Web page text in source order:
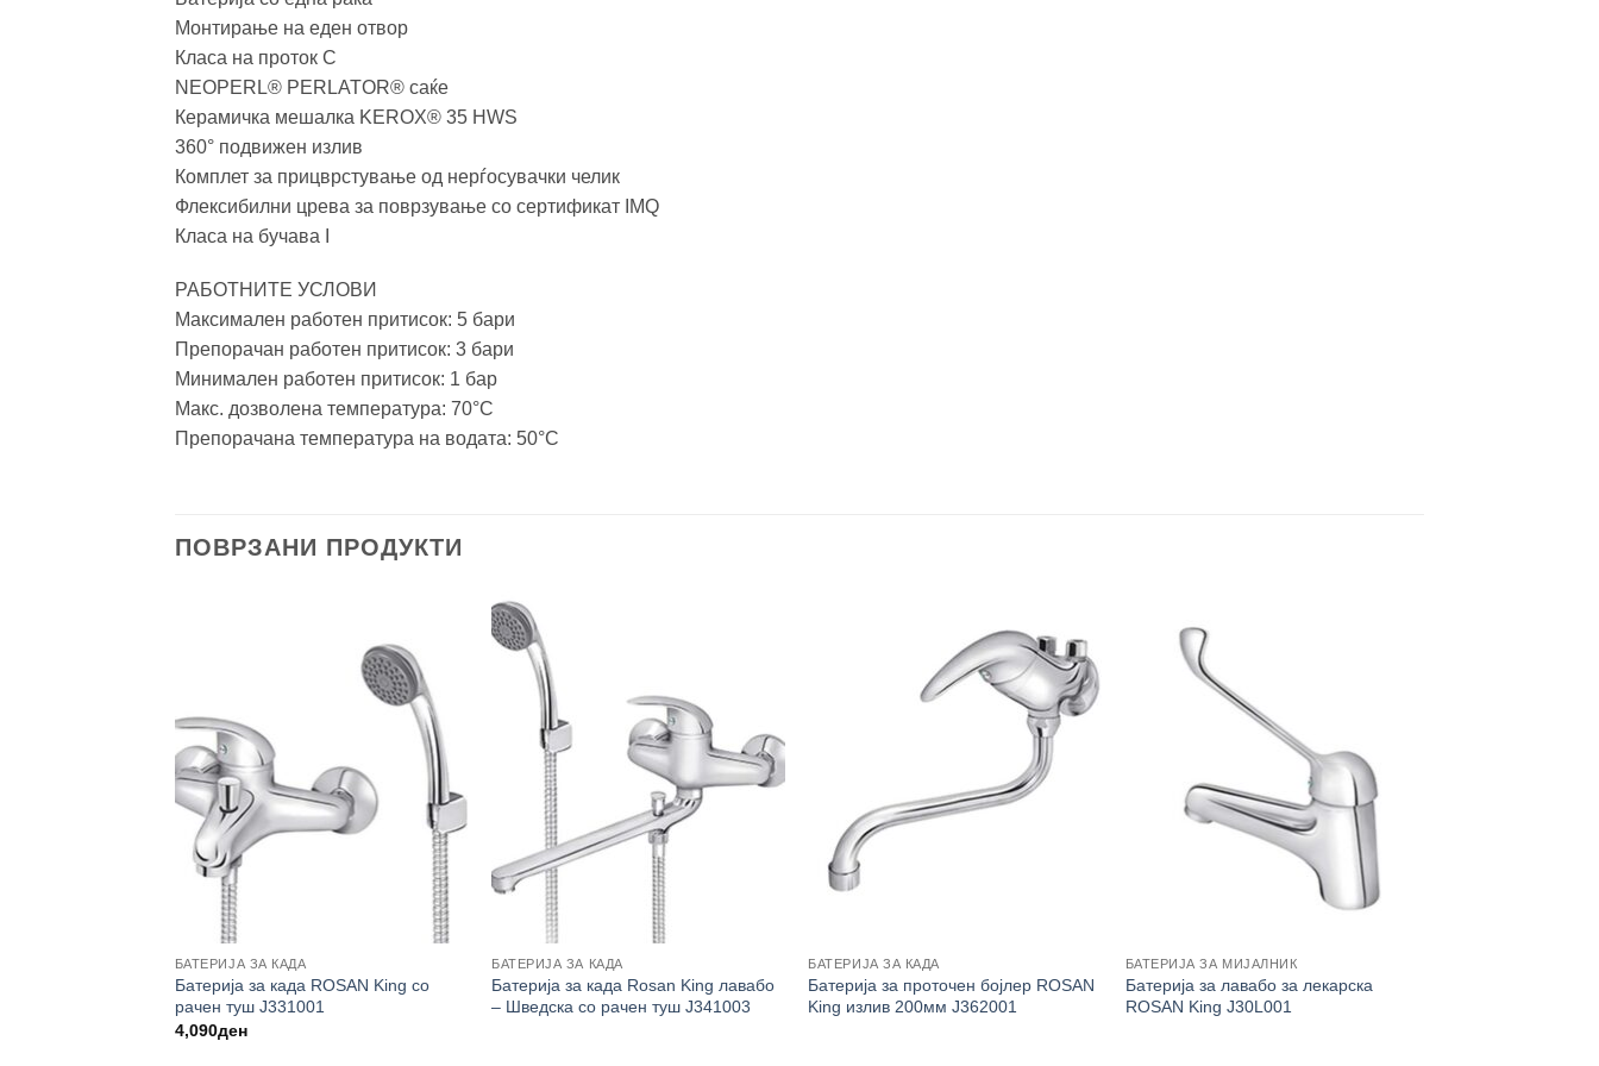
Монтирање на еден отвор
Класа на проток С
NEOPERL® PERLATOR® саќе
Керамичка мешалка KEROX® 35 HWS
360° подвижен излив
Комплет за прицврстување од нерѓосувачки челик
Флексибилни црева за поврзување со сертификат IMQ
Класа на бучава I
РАБОТНИТЕ УСЛОВИ
Максимален работен притисок: 5 бари
Препорачан работен притисок: 3 бари
Минимален работен притисок: 1 бар
Макс. дозволена температура: 70°C
Препорачана температура на водата: 50°C
ПОВРЗАНИ ПРОДУКТИ
БАТЕРИЈА ЗА КАДА
Батерија за када ROSAN King со
рачен туш J331001
4,090ден
БАТЕРИЈА ЗА КАДА
Батерија за када Rosan King лавабо
– Шведска со рачен туш J341003
БАТЕРИЈА ЗА КАДА
Батерија за проточен бојлер ROSAN
King излив 200мм J362001
БАТЕРИЈА ЗА МИЈАЛНИК
Батерија за лавабо за лекарска
ROSAN King J30L001